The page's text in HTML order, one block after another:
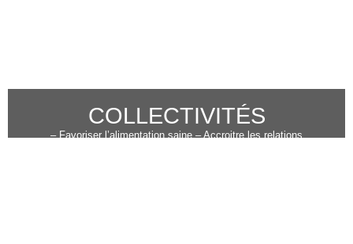
COLLECTIVITÉS
– Favoriser l’alimentation saine – Accroitre les relations